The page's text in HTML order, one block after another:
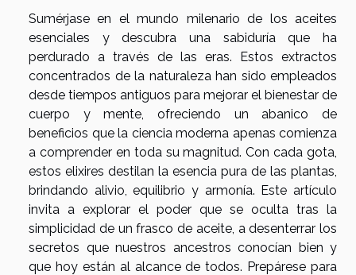
Sumérjase en el mundo milenario de los aceites
esenciales y descubra una sabiduría que ha
perdurado a través de las eras. Estos extractos
concentrados de la naturaleza han sido empleados
desde tiempos antiguos para mejorar el bienestar de
cuerpo y mente, ofreciendo un abanico de
beneficios que la ciencia moderna apenas comienza
a comprender en toda su magnitud. Con cada gota,
estos elixires destilan la esencia pura de las plantas,
brindando alivio, equilibrio y armonía. Este artículo
invita a explorar el poder que se oculta tras la
simplicidad de un frasco de aceite, a desenterrar los
secretos que nuestros ancestros conocían bien y
que hoy están al alcance de todos. Prepárese para